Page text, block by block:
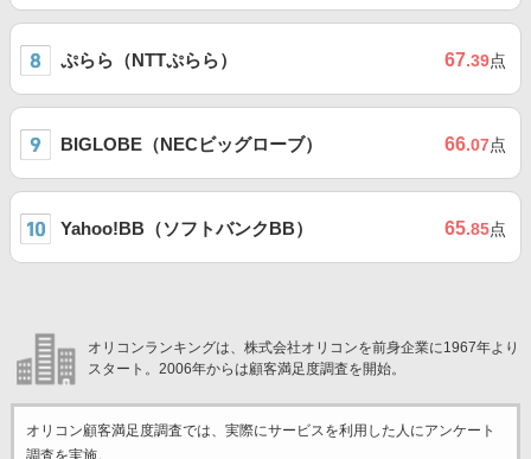
ぷらら（NTTぷらら） 67.39点
BIGLOBE（NECビッグローブ） 66.07点
Yahoo!BB（ソフトバンクBB） 65.85点
オリコンランキングは、株式会社オリコンを前身企業に1967年より
スタート。2006年からは顧客満足度調査を開始。
オリコン顧客満足度調査では、実際にサービスを利用した 人にアンケート
調査を実施。